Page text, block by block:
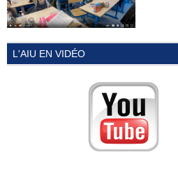
L'AIU EN VIDÉO